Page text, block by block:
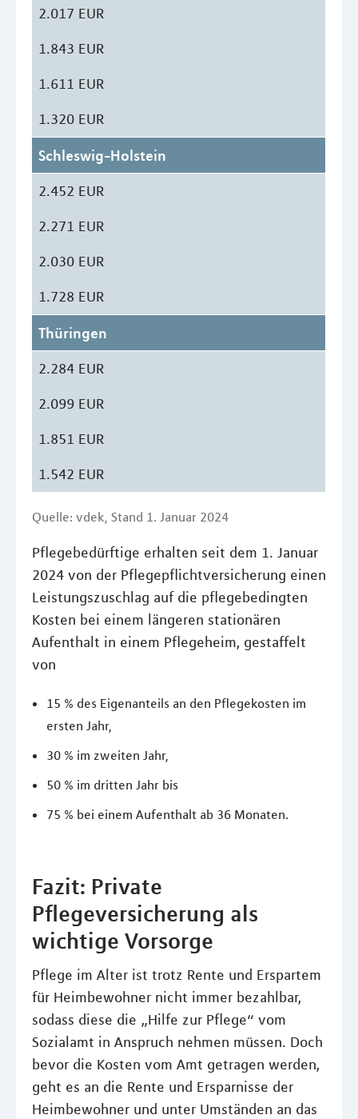
2.017 EUR
1.843 EUR
1.611 EUR
1.320 EUR
Schleswig-Holstein
2.452 EUR
2.271 EUR
2.030 EUR
1.728 EUR
Thüringen
2.284 EUR
2.099 EUR
1.851 EUR
1.542 EUR
Quelle: vdek, Stand 1. Januar 2024
Pflegebedürftige erhalten seit dem 1. Januar
2024 von der Pflegepflichtversicherung einen
Leistungszuschlag auf die pflegebedingten
Kosten bei einem längeren stationären
Aufenthalt in einem Pflegeheim, gestaffelt
von
15 % des Eigenanteils an den Pflegekosten im
ersten Jahr,
30 % im zweiten Jahr,
50 % im dritten Jahr bis
75 % bei einem Aufenthalt ab 36 Monaten.
Fazit: Private
Pflegeversicherung als
wichtige Vorsorge
Pflege im Alter ist trotz Rente und Erspartem
für Heimbewohner nicht immer bezahlbar,
sodass diese die „Hilfe zur Pflege“ vom
Sozialamt in Anspruch nehmen müssen. Doch
bevor die Kosten vom Amt getragen werden,
geht es an die Rente und Ersparnisse der
Heimbewohner und unter Umständen an das